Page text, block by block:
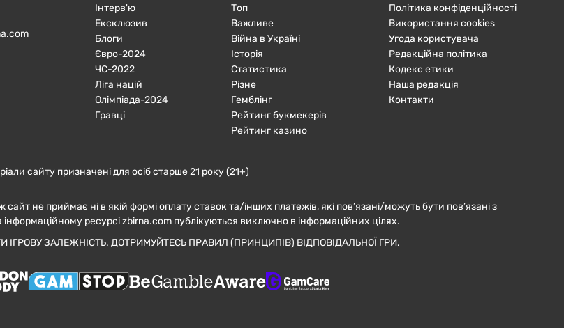
Інтерв'ю
Ексклюзив
Блоги
Євро-2024
ЧC-2022
Ліга націй
Олімпіада-2024
Гравці
Топ
Важливе
Війна в Україні
Історія
Статистика
Різне
Гемблінг
Рейтинг букмекерів
Рейтинг казино
Політика конфіденційності
Використання cookies
Угода користувача
Редакційна політика
Кодекс етики
Наша редакція
Контакти
сайту призначені для осіб старше 21 року (21+)
не приймає ні в якій формі оплату ставок та/інших платежів, які пов’язані/можуть бути пов’язані з
ресурсі zbirna.com публікуються виключно в інформаційних цілях.
ЗАЛЕЖНІСТЬ. ДОТРИМУЙТЕСЬ ПРАВИЛ (ПРИНЦИПІВ) ВІДПОВІДАЛЬНОЇ ГРИ.